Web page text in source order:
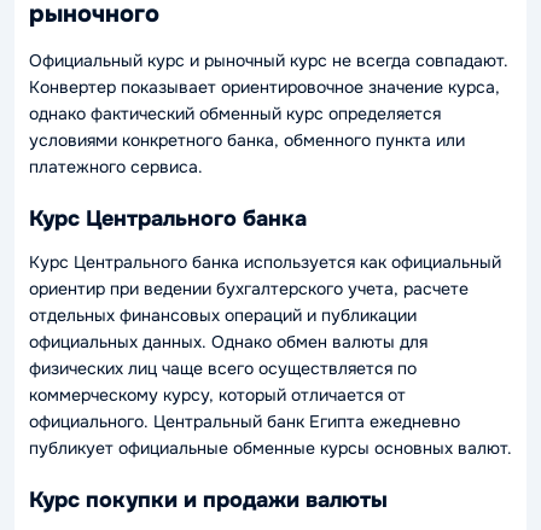
рыночного
Официальный курс и рыночный курс не всегда совпадают.
Конвертер показывает ориентировочное значение курса,
однако фактический обменный курс определяется
условиями конкретного банка, обменного пункта или
платежного сервиса.
Курс Центрального банка
Курс Центрального банка используется как официальный
ориентир при ведении бухгалтерского учета, расчете
отдельных финансовых операций и публикации
официальных данных. Однако обмен валюты для
физических лиц чаще всего осуществляется по
коммерческому курсу, который отличается от
официального. Центральный банк Египта ежедневно
публикует официальные обменные курсы основных валют.
Курс покупки и продажи валюты